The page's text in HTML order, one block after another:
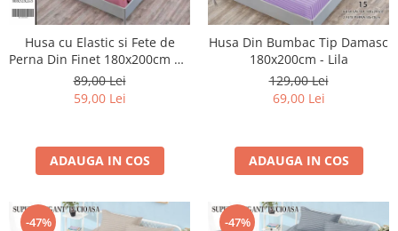
Husa cu Elastic si Fete de
Perna Din Finet 180x200cm 5D
- Roz Cu Unicorni Pe Norisori
89,00 Lei
59,00 Lei
ADAUGA IN COS
Husa Din Bumbac Tip Damasc
180x200cm - Lila
129,00 Lei
69,00 Lei
ADAUGA IN COS
-47% -47%